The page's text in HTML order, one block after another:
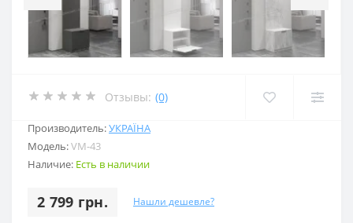
Отзывы: (0)
Производитель:УКРАЇНА
Модель:VM-43
Наличие: Есть в наличии
2 799 грн. Нашли дешевле?